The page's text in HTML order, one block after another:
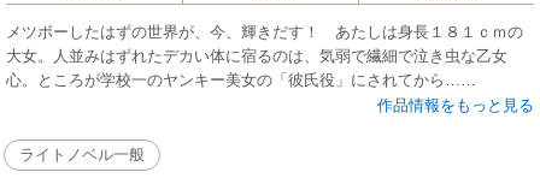
メツボーしたはずの世界が、今、輝きだす！ あたしは身長１８１ｃｍの
大女。人並みはずれたデカい体に宿るのは、気弱で繊細で泣き虫な乙女
心。ところが学校一のヤンキー美女の「彼氏役」にされてから……
作品情報をもっと見る
ライトノベル一般